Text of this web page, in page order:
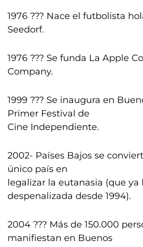
1976 ??? Nace el futbolista
Seedorf.
1976 ??? Se funda La Apple
Company.
1999 ??? Se inaugura en
Primer Festival de
Cine Independiente.
2002- Países Bajos se
único país en
legalizar la eutanasia (que ya
despenalizada desde 1994).
2004 ??? Más de 150.000
manifiestan en Buenos